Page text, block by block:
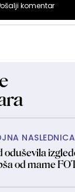
komentar
oduševila
od mame